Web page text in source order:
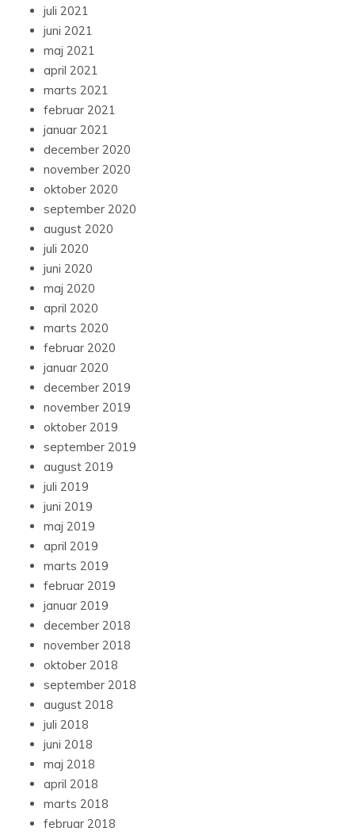
juli 2021
juni 2021
maj 2021
april 2021
marts 2021
februar 2021
januar 2021
december 2020
november 2020
oktober 2020
september 2020
august 2020
juli 2020
juni 2020
maj 2020
april 2020
marts 2020
februar 2020
januar 2020
december 2019
november 2019
oktober 2019
september 2019
august 2019
juli 2019
juni 2019
maj 2019
april 2019
marts 2019
februar 2019
januar 2019
december 2018
november 2018
oktober 2018
september 2018
august 2018
juli 2018
juni 2018
maj 2018
april 2018
marts 2018
februar 2018